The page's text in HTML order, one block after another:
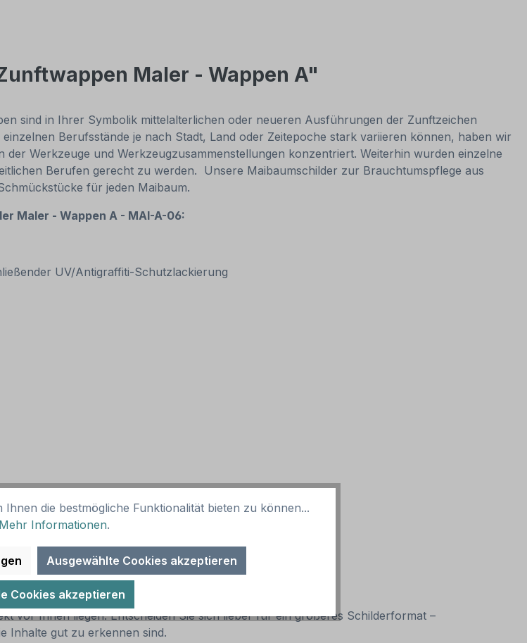
Maler - Wappen A"
sind in Ihrer Symbolik mittelalterlichen oder neueren Ausführungen der Zunftzeichen
Berufsstände je nach Stadt, Land oder Zeitepoche stark variieren können, haben wir
Werkzeuge und Werkzeugzusammenstellungen konzentriert. Weiterhin wurden einzelne
Berufen gerecht zu werden. Unsere Maibaumschilder zur Brauchtumspflege aus
für jeden Maibaum.
Maler - Wappen A - MAI-A-06:
UV/Antigraffiti-Schutzlackierung
vor Ihnen liegen. Entscheiden Sie sich lieber für ein größeres Schilderformat –
Inhalte gut zu erkennen sind.
Ihnen die bestmögliche Funktionalität bieten zu können...
Mehr Informationen.
Ausgewählte Cookies akzeptieren
Cookies akzeptieren